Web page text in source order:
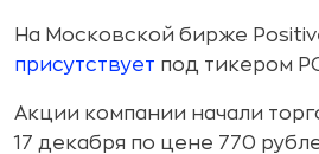
На Московской бирже
присутствует под тикером
Акции компании начали
17 декабря по цене 770